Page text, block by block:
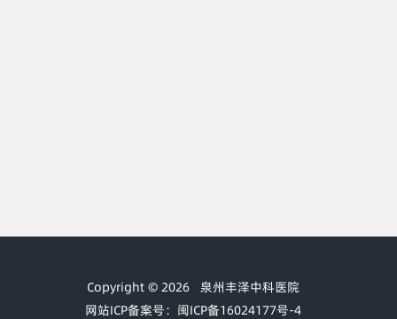
Copyright © 2026 泉州丰泽中科医院
网站ICP备案号：闽ICP备16024177号-4